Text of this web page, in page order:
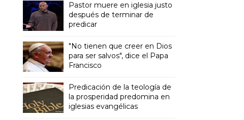
Pastor muere en iglesia justo
después de terminar de
predicar
"No tienen que creer en Dios
para ser salvos", dice el Papa
Francisco
Predicación de la teología de
la prosperidad predomina en
iglesias evangélicas